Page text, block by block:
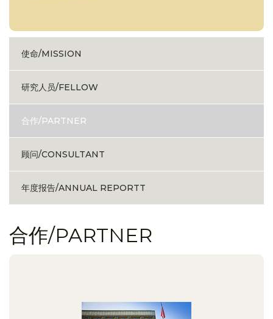
使命/MISSION
研究人员/FELLOW
合作/PARTNER
顾问/CONSULTANT
年度报告/ANNUAL REPORTT
合作/PARTNER